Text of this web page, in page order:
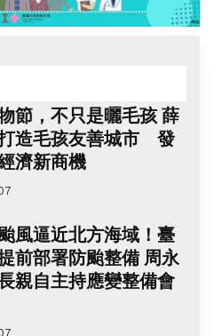
節，不只是曬毛孩 薛
造毛孩友善城市 發
濟新商機
風逼近北方海域！臺
前部署防颱整備 周永
親自主持應變整備會